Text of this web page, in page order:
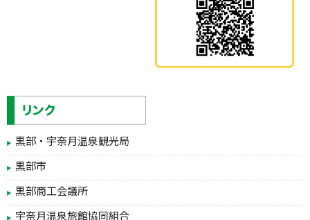
黒部・宇奈月温泉観光局
黒部市
黒部商工会議所